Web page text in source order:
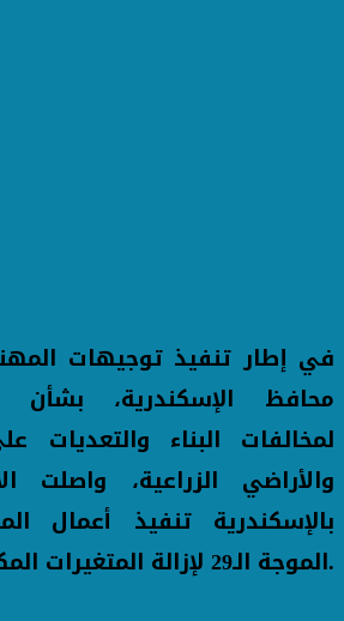
محافظ الإسكندرية، بشأن
لمخالفات البناء والتعديات
والأراضي الزراعية، واصلت
بالإسكندرية تنفيذ أعمال
الموجة الـ29 لإزالة المتغيرات المكانية غير القانونية.